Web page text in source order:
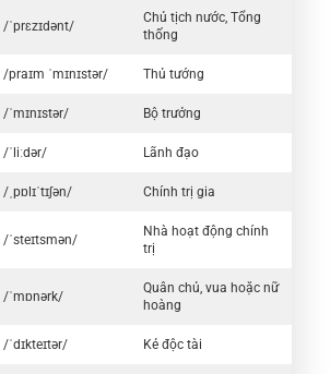
/ˈprɛzɪdənt/
Chủ tịch nước, Tổng
thống
/praɪm ˈmɪnɪstər/ Thủ tướng
/ˈmɪnɪstər/ Bộ trưởng
/ˈliːdər/ Lãnh đạo
/ˌpɒlɪˈtɪʃən/ Chính trị gia
/ˈsteɪtsmən/
Nhà hoạt động chính
trị
/ˈmɒnərk/
Quân chủ, vua hoặc nữ
hoàng
/ˈdɪkteɪtər/ Kẻ độc tài